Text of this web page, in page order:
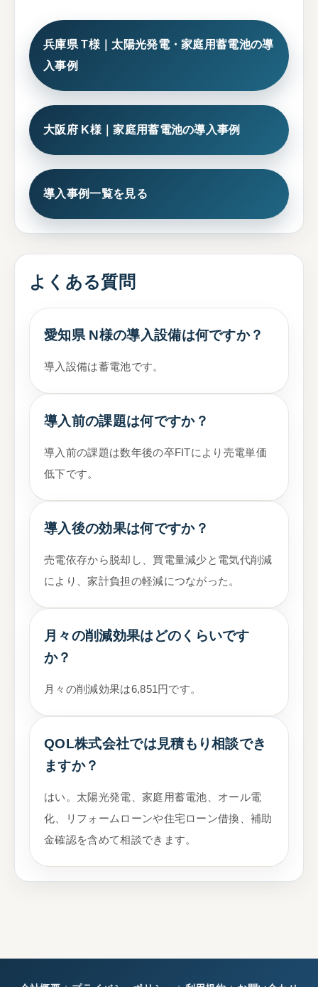
兵庫県 T様｜太陽光発電・家庭用蓄電池の導
入事例
大阪府 K様｜家庭用蓄電池の導入事例
導入事例一覧を見る
よくある質問
愛知県 N様の導入設備は何ですか？
導入設備は蓄電池です。
導入前の課題は何ですか？
導入前の課題は数年後の卒FITにより売電単価
低下です。
導入後の効果は何ですか？
売電依存から脱却し、買電量減少と電気代削減
により、家計負担の軽減につながった。
月々の削減効果はどのくらいです
か？
月々の削減効果は6,851円です。
QOL株式会社では見積もり相談でき
ますか？
はい。太陽光発電、家庭用蓄電池、オール電
化、リフォームローンや住宅ローン借換、補助
金確認を含めて相談できます。